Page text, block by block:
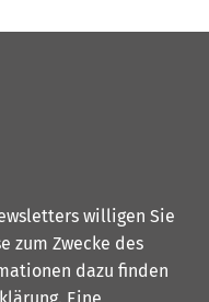
willigen Sie
zum Zwecke des
dazu finden